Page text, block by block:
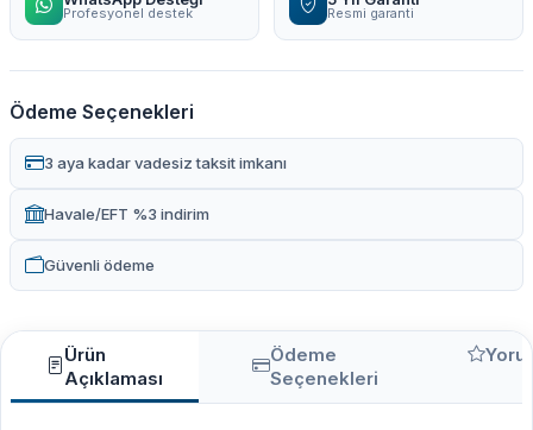
Profesyonel destek Resmi garanti
Ödeme Seçenekleri
3 aya kadar vadesiz taksit imkanı
Havale/EFT %3 indirim
Güvenli ödeme
Ürün
Açıklaması
Ödeme
Seçenekleri